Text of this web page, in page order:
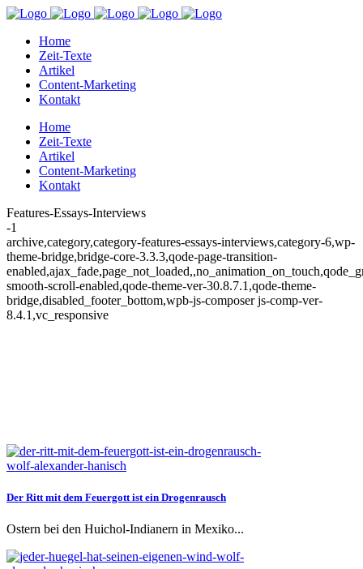
Home
Zeit-Texte
Artikel
Content-Marketing
Kontakt
Home
Zeit-Texte
Artikel
Content-Marketing
Kontakt
Features-Essays-Interviews
-1
archive,category,category-features-essays-interviews,category-6,wp-
theme-bridge,bridge-core-3.3.3,qode-page-transition-
smooth-scroll-enabled,qode-theme-ver-30.8.7.1,qode-theme-
bridge,disabled_footer_bottom,wpb-js-composer js-comp-ver-
8.4.1,vc_responsive
Features-Essays-
Interviews
Der Ritt mit dem Feuergott ist ein Drogenrausch
Ostern bei den Huichol-Indianern in Mexiko...